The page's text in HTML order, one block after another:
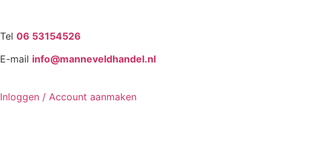
Tel 06 53154526
E-mail info@manneveldhandel.nl
Inloggen / Account aanmaken